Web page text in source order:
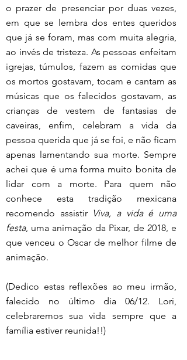
o prazer de presenciar por duas vezes,
em que se lembra dos entes queridos
que já se foram, mas com muita alegria,
ao invés de tristeza. As pessoas enfeitam
igrejas, túmulos, fazem as comidas que
os mortos gostavam, tocam e cantam as
músicas que os falecidos gostavam, as
crianças de vestem de fantasias de
caveiras, enfim, celebram a vida da
pessoa querida que já se foi, e não ficam
apenas lamentando sua morte. Sempre
achei que é uma forma muito bonita de
lidar com a morte. Para quem não
conhece esta tradição mexicana
recomendo assistir Viva, a vida é uma
festa, uma animação da Pixar, de 2018, e
que venceu o Oscar de melhor filme de
animação.
(Dedico estas reflexões ao meu irmão,
falecido no último dia 06/12. Lori,
celebraremos sua vida sempre que a
família estiver reunida!!)